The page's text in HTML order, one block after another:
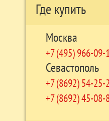
Где купить
Москва
+7 (495) 966-09-
Севастополь
+7 (8692) 54-25-
+7 (8692) 45-08-